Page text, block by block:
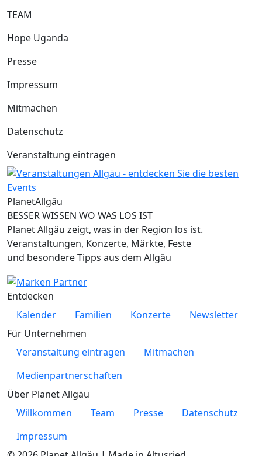
TEAM
Hope Uganda
Presse
Impressum
Mitmachen
Datenschutz
Veranstaltung eintragen
PlanetAllgäu
BESSER WISSEN WO WAS LOS IST
Planet Allgäu zeigt, was in der Region los ist.
Veranstaltungen, Konzerte, Märkte, Feste
und besondere Tipps aus dem Allgäu
Entdecken
Kalender
Familien Konzerte
Newsletter
Für Unternehmen
Veranstaltung eintragen
Mitmachen
Medienpartnerschaften
Über Planet Allgäu
Willkommen
Team Presse
Datenschutz
Impressum